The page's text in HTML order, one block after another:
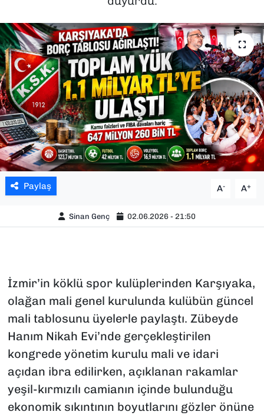
Paylaş A- A+
Sinan Genç 02.06.2026 - 21:50
İzmir’in köklü spor kulüplerinden Karşıyaka,
olağan mali genel kurulunda kulübün güncel
mali tablosunu üyelerle paylaştı. Zübeyde
Hanım Nikah Evi’nde gerçekleştirilen
kongrede yönetim kurulu mali ve idari
açıdan ibra edilirken, açıklanan rakamlar
yeşil-kırmızılı camianın içinde bulunduğu
ekonomik sıkıntının boyutlarını gözler önüne
YAŞAM
YEREL YÖNETİMLER